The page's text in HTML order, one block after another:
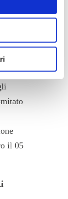
flash
il 05